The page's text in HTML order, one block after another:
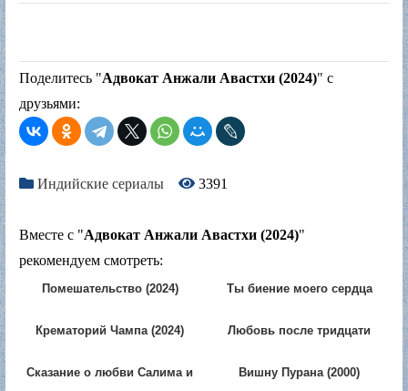
Поделитесь "Адвокат Анжали Авастхи (2024)" с
друзьями:
Индийские сериалы 3391
Вместе с "Адвокат Анжали Авастхи (2024)"
рекомендуем смотреть:
Помешательство (2024)
Ты биение моего сердца
Крематорий Чампа (2024)
Любовь после тридцати
Сказание о любви Салима и
Вишну Пурана (2000)